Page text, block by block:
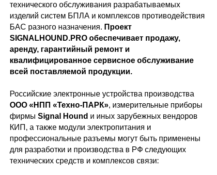
технического обслуживания разрабатываемых
изделий систем БПЛА и комплексов противодействия
БАС разного назначения. Проект
SIGNALHOUND.PRO обеспечивает продажу,
аренду, гарантийный ремонт и
квалифицированное сервисное обслуживание
всей поставляемой продукции.
Российские электронные устройства производства
ООО «НПП «Техно-ПАРК», измерительные приборы
фирмы Signal Hound и иных зарубежных вендоров
КИП, а также модули электропитания и
профессиональные разъемы могут быть применены
для разработки и производства в РФ следующих
технических средств и комплексов связи: